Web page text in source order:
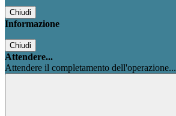
Chiudi
Informazione
Chiudi
Attendere...
Attendere il completamento dell'operazione...